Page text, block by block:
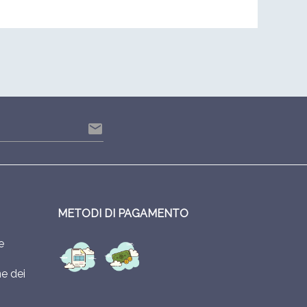
email
dei
METODI DI PAGAMENTO